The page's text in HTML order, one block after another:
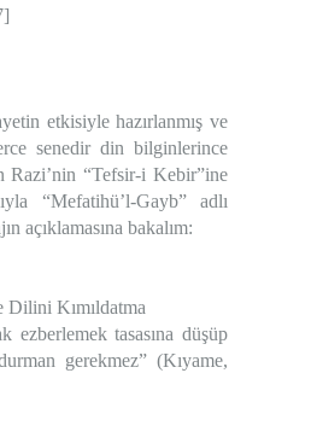
etkisiyle hazırlanmış ve
senedir din bilginlerince
Razi’nin “Tefsir-i Kebir”ine
“Mefatihü’l-Gayb” adlı
açıklamasına bakalım:
Dilini Kımıldatma
ezberlemek tasasına düşüp
gerekmez” (Kıyame,